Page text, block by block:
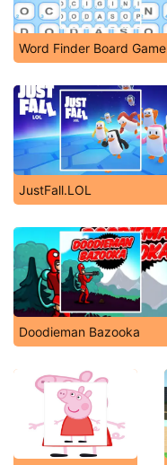
Word Finder Board Game
JustFall.LOL
Doodieman Bazooka